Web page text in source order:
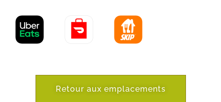
Retour aux emplacements